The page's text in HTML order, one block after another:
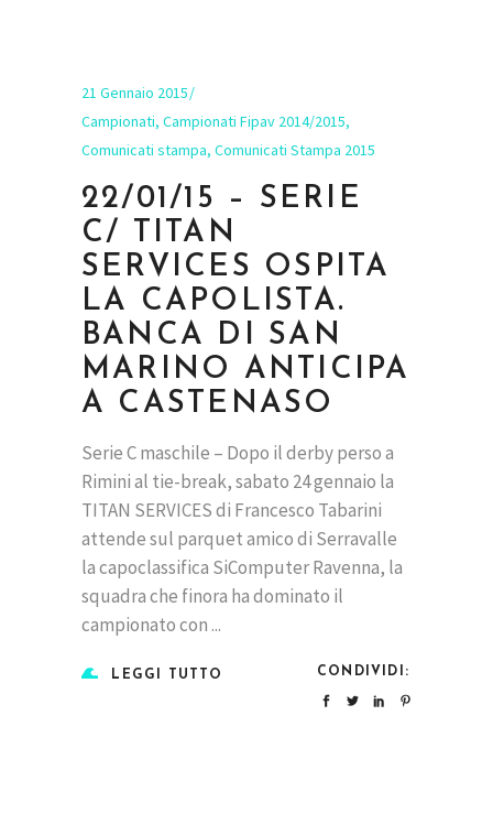
21 Gennaio 2015
Campionati, Campionati Fipav 2014/2015,
Comunicati stampa, Comunicati Stampa 2015
22/01/15 – SERIE
C/ TITAN
SERVICES OSPITA
LA CAPOLISTA.
BANCA DI SAN
MARINO ANTICIPA
A CASTENASO
Serie C maschile – Dopo il derby perso a
Rimini al tie-break, sabato 24 gennaio la
TITAN SERVICES di Francesco Tabarini
attende sul parquet amico di Serravalle
la capoclassifica SiComputer Ravenna, la
squadra che finora ha dominato il
campionato con
LEGGI TUTTO CONDIVIDI: